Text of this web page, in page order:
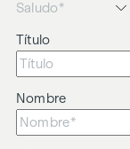
Título
Nombre